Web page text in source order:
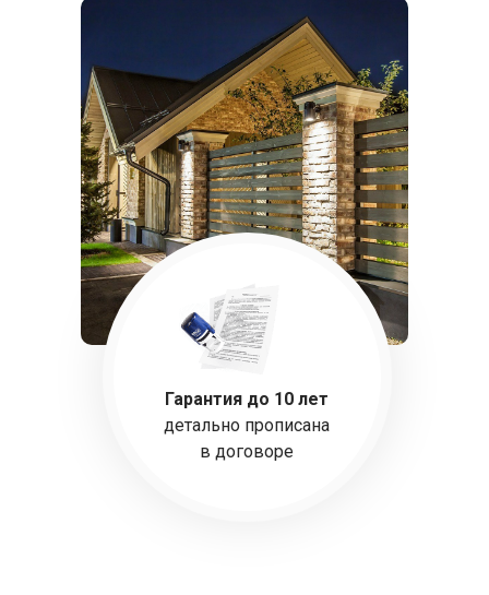
Гарантия до 10 лет
детально прописана
в договоре